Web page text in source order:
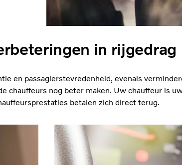
in rijgedrag
en passagierstevredenheid, evenals
chauffeurs nog beter maken. Uw chauffeur is
betalen zich direct terug.